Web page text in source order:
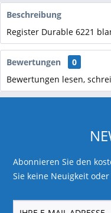
Beschreibung
Register Durable 6221
Bewertungen
0
Bewertungen lesen,
Abonnieren Sie den
Sie keine Neuigkeit